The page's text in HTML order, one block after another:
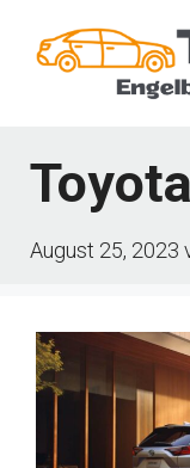
Inhalt
August 25, 2023